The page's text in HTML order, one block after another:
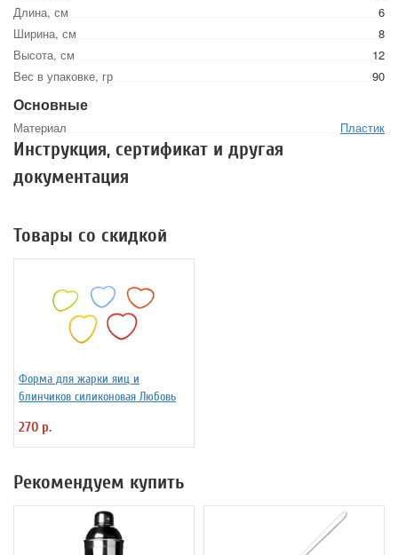
Длина, см
6
Ширина, см
8
Высота, см
12
Вес в упаковке, гр
90
Основные
Материал Пластик
Инструкция, сертификат и другая
документация
Товары со скидкой
Форма для жарки яиц и
блинчиков силиконовая Любовь
270 р.
Рекомендуем купить